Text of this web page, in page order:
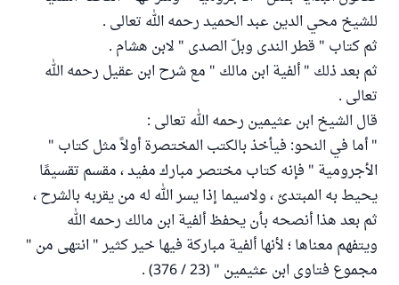
للشيخ محي الدين عبد الحميد رحمه الله تعالى .
ثم كتاب " قطر الندى وبلّ الصدى " لابن هشام .
ثم بعد ذلك " ألفية ابن مالك " مع شرح ابن عقيل رحمه الله
تعالى .
قال الشيخ ابن عثيمين رحمه الله تعالى :
" أما في النحو: فيأخذ بالكتب المختصرة أولاً مثل كتاب "
الأجرومية " فإنه كتاب مختصر مبارك مفيد ، مقسم تقسيمًا
يحيط به المبتدئ ، ولاسيما إذا يسر الله له من يقربه بالشرح ،
ثم بعد هذا أنصحه بأن يحفظ ألفية ابن مالك رحمه الله
ويتفهم معناها ؛ لأنها ألفية مباركة فيها خير كثير " انتهى من "
مجموع فتاوى ابن عثيمين " (23 / 376) .